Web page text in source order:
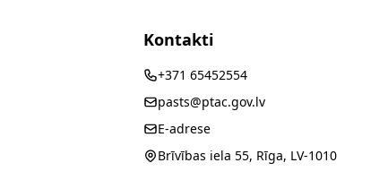
Kontakti
+371 65452554
pasts@ptac.gov.lv
E-adrese
Brīvības iela 55, Rīga, LV-1010